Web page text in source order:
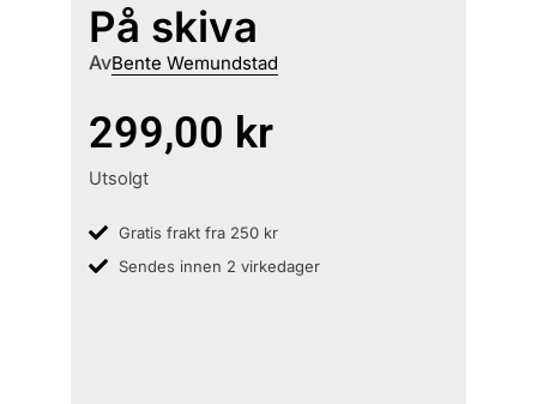
På skiva
AvBente Wemundstad
299,00 kr
Utsolgt
Gratis frakt fra 250 kr
Sendes innen 2 virkedager